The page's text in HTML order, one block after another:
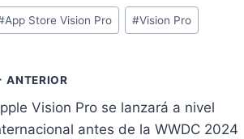
App Store Vision Pro #Vision Pro
ANTERIOR
Vision Pro se lanzará a nivel
antes de la WWDC 2024